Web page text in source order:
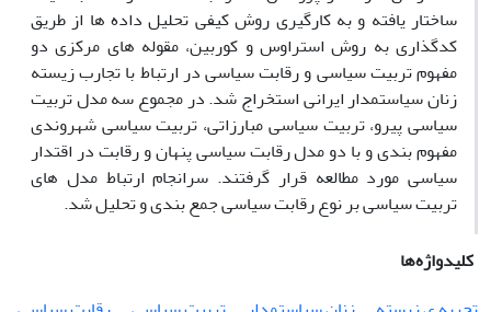
ساختار یافته و به کارگیری روش کیفی تحلیل داده ها از طریق
کدگذاری به روش استراوس و کوربین، مقوله های مرکزی دو
مفهوم تربیت سیاسی و رقابت سیاسی در ارتباط با تجارب زیسته
زنان سیاستمدار ایرانی استخراج شد. در مجموع سه مدل تربیت
سیاسی پیرو، تربیت سیاسی مبارزاتی، تربیت سیاسی شهروندی
مفهوم بندی و با دو مدل رقابت سیاسی پنهان و رقابت در اقتدار
سیاسی مورد مطالعه قرار گرفتند. سرانجام ارتباط مدل های
تربیت سیاسی بر نوع رقابت سیاسی جمع بندی و تحلیل شد.
کلیدواژه‌ها